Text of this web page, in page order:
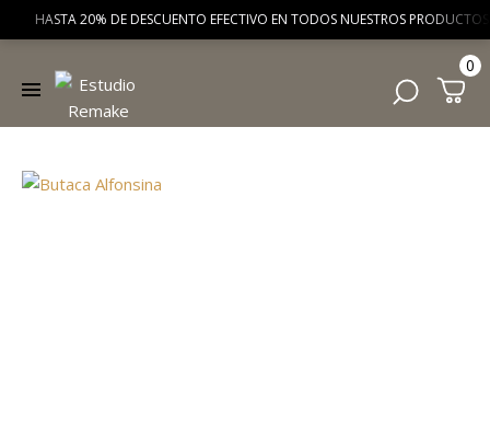
HASTA 20% DE DESCUENTO EFECTIVO EN TODOS NUESTROS
0